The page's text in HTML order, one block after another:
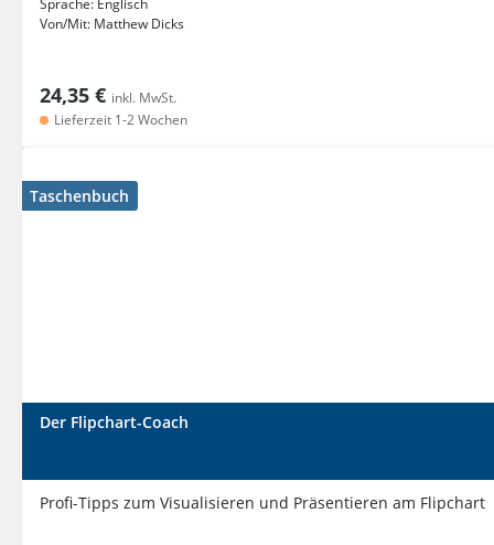
Sprache: Englisch
Von/Mit: Matthew Dicks
24,35 € inkl. MwSt.
Lieferzeit 1-2 Wochen
Taschenbuch
Der Flipchart-Coach
Profi-Tipps zum Visualisieren und Präsentieren am Flipchart